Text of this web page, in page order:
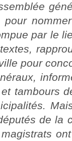
par le
pour
tambours
de la